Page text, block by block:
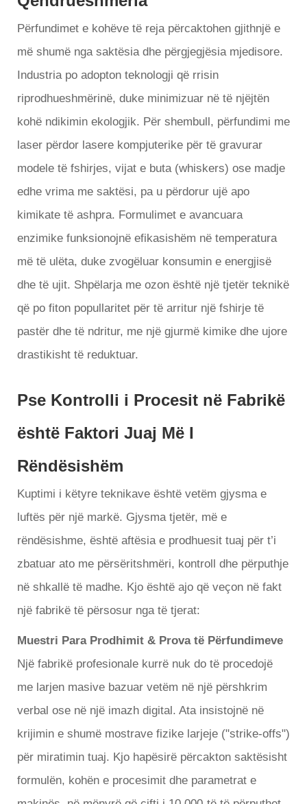
Përfundimet e kohëve të reja përcaktohen gjithnjë e
më shumë nga saktësia dhe përgjegjësia mjedisore.
Industria po adopton teknologji që rrisin
riprodhueshmërinë, duke minimizuar në të njëjtën
kohë ndikimin ekologjik. Për shembull, përfundimi me
laser përdor lasere kompjuterike për të gravurar
modele të fshirjes, vijat e buta (whiskers) ose madje
edhe vrima me saktësi, pa u përdorur ujë apo
kimikate të ashpra. Formulimet e avancuara
enzimike funksionojnë efikasishëm në temperatura
më të ulëta, duke zvogëluar konsumin e energjisë
dhe të ujit. Shpëlarja me ozon është një tjetër teknikë
që po fiton popullaritet për të arritur një fshirje të
pastër dhe të ndritur, me një gjurmë kimike dhe ujore
drastikisht të reduktuar.
Pse Kontrolli i Procesit në Fabrikë
është Faktori Juaj Më I
Rëndësishëm
Kuptimi i këtyre teknikave është vetëm gjysma e
luftës për një markë. Gjysma tjetër, më e
rëndësishme, është aftësia e prodhuesit tuaj për t’i
zbatuar ato me përsëritshmëri, kontroll dhe përputhje
në shkallë të madhe. Kjo është ajo që veçon në fakt
një fabrikë të përsosur nga të tjerat:
Muestri Para Prodhimit & Prova të Përfundimeve
Një fabrikë profesionale kurrë nuk do të procedojë
me larjen masive bazuar vetëm në një përshkrim
verbal ose në një imazh digital. Ata insistojnë në
krijimin e shumë mostrave fizike larjeje ("strike-offs")
për miratimin tuaj. Kjo hapësirë përcakton saktësisht
formulën, kohën e procesimit dhe parametrat e